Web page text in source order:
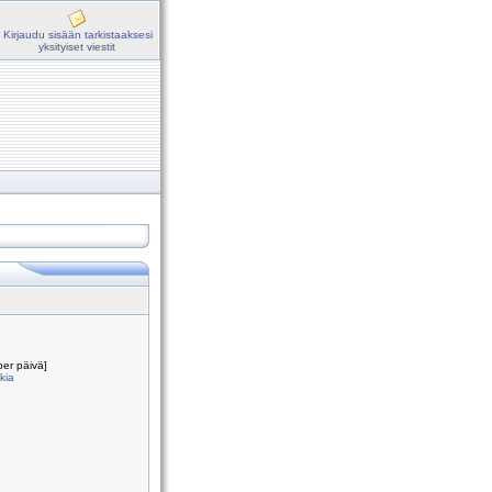
Kirjaudu sisään tarkistaaksesi
yksityiset viestit
päivä]